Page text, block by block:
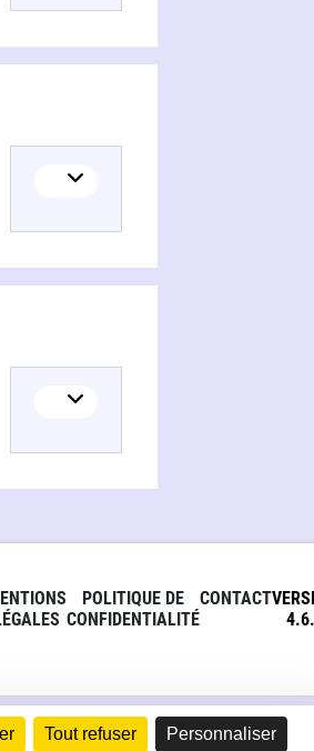
Tout refuser Personnaliser
POLITIQUE DE
CONFIDENTIALITÉ
CONTACT